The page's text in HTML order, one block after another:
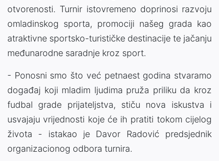
otvorenosti. Turnir istovremeno doprinosi razvoju
omladinskog sporta, promociji našeg grada kao
atraktivne sportsko-turističke destinacije te jačanju
međunarodne saradnje kroz sport.
- Ponosni smo što već petnaest godina stvaramo
događaj koji mladim ljudima pruža priliku da kroz
fudbal grade prijateljstva, stiču nova iskustva i
usvajaju vrijednosti koje će ih pratiti tokom cijelog
života - istakao je Davor Radović predsjednik
organizacionog odbora turnira.